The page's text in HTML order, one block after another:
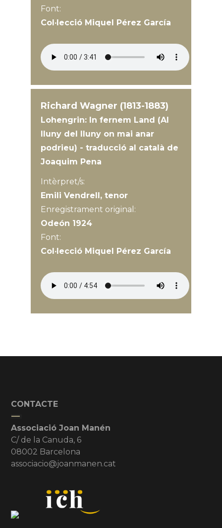
Font:
Col·lecció Miquel Pérez García
Richard Wagner (1813-1883)
Lohengrin: In fernem Land (Al
lluny del lluny on mai anar
podrieu) - traducció al català de
Joaquim Pena
Intèrpret/s:
Emili Vendrell, tenor
Enregistrament original:
Odeón 1924
Font:
Col·lecció Miquel Pérez García
CONTACTE
Associació Joan Manén
C/ de la Canuda, 6
08002 Barcelona
associacio@joanmanen.cat